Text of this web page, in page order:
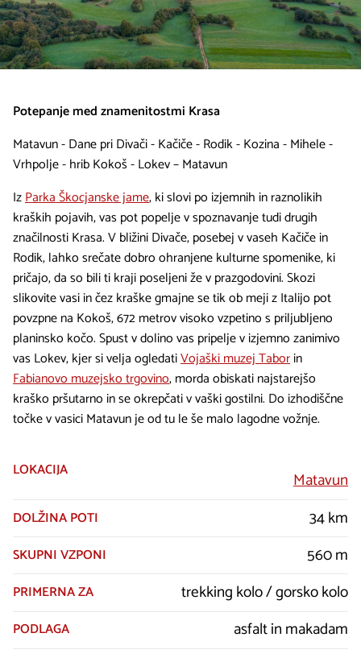
Potepanje med znamenitostmi Krasa
Matavun - Dane pri Divači - Kačiče - Rodik - Kozina - Mihele -
Vrhpolje - hrib Kokoš - Lokev – Matavun
IzParka Škocjanske jame, ki slovi po izjemnih in raznolikih
kraških pojavih, vas pot popelje v spoznavanje tudi drugih
značilnosti Krasa. V bližini Divače, posebej v vaseh Kačiče in
Rodik, lahko srečate dobro ohranjene kulturne spomenike, ki
pričajo, da so bili ti kraji poseljeni že v prazgodovini. Skozi
slikovite vasi in čez kraške gmajne se tik ob meji z Italijo pot
povzpne na Kokoš, 672 metrov visoko vzpetino s priljubljeno
planinsko kočo. Spust v dolino vas pripelje v izjemno zanimivo
vas Lokev, kjer si velja ogledatiVojaški muzej Taborin
Fabianovo muzejsko trgovino, morda obiskati najstarejšo
kraško pršutarno in se okrepčati v vaški gostilni. Do izhodiščne
točke v vasici Matavun je od tu le še malo lagodne vožnje.
LOKACIJA Matavun
DOLŽINA POTI 34 km
SKUPNI VZPONI 560 m
PRIMERNA ZA trekking kolo / gorsko kolo
PODLAGA asfalt in makadam